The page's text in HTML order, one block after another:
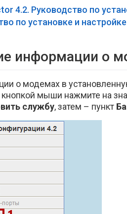
4.2. Руководство по
по установке и
информации о
о модемах в
мыши нажмите на
службу, затем – пункт